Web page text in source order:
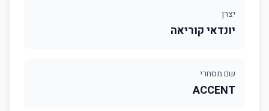
יצרן
יונדאי קוריאה
שם מסחרי
ACCENT